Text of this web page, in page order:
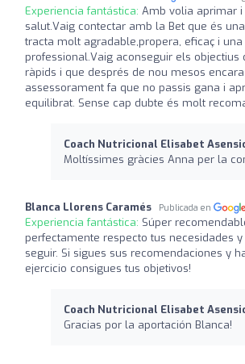
Experiencia fantástica: Amb volia aprimar
salut.Vaig contectar amb la Bet que és
tracta molt agradable,propera, eficaç i una
professional.Vaig aconseguir els objectius
ràpids i que després de nou mesos
assessorament fa que no passis gana i
equilibrat. Sense cap dubte és molt
Coach Nutricional Elisabet
Moltíssimes gràcies Anna per la
Blanca Llorens Caramés Publicada en
Experiencia fantástica: Súper
perfectamente respecto tus necesidades
seguir. Si sigues sus recomendaciones y
ejercicio consigues tus objetivos!
Coach Nutricional Elisabet
Gracias por la aportación Blanca!